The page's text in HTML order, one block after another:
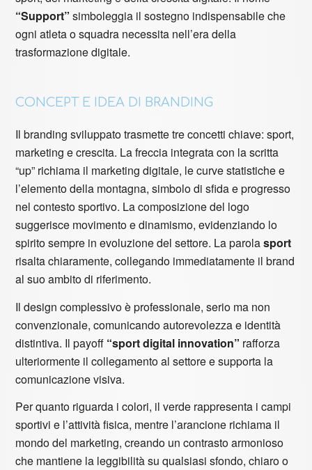
“Support” simboleggia il sostegno indispensabile che
ogni atleta o squadra necessita nell’era della
trasformazione digitale.
CONCEPT E IDEA DI BRANDING
Il branding sviluppato trasmette tre concetti chiave: sport,
marketing e crescita. La freccia integrata con la scritta
“up” richiama il marketing digitale, le curve statistiche e
l’elemento della montagna, simbolo di sfida e progresso
nel contesto sportivo. La composizione del logo
suggerisce movimento e dinamismo, evidenziando lo
spirito sempre in evoluzione del settore. La parolasport
risalta chiaramente, collegando immediatamente il brand
al suo ambito di riferimento.
Il design complessivo è professionale, serio ma non
convenzionale, comunicando autorevolezza e identità
distintiva. Il payoff “sport digital innovation” rafforza
ulteriormente il collegamento al settore e supporta la
comunicazione visiva.
Per quanto riguarda i colori, il verde rappresenta i campi
sportivi e l’attività fisica, mentre l’arancione richiama il
mondo del marketing, creando un contrasto armonioso
che mantiene la leggibilità su qualsiasi sfondo, chiaro o